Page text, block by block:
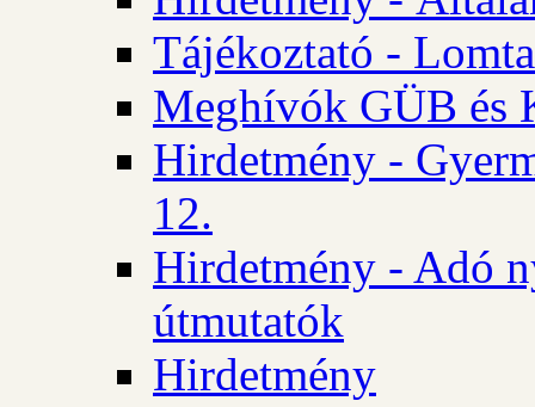
Tájékoztató -
Meghívók GÜB és
Hirdetmény -
12.
Hirdetmény - Adó
útmutatók
Hirdetmény